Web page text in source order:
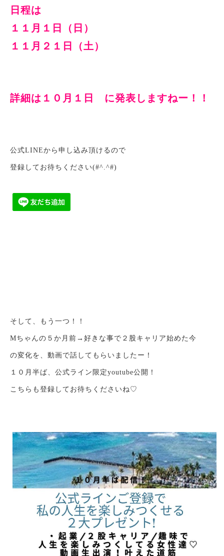
日程は
１１月１日（日）
１１月２１日（土）
詳細は１０月１日 に発表しますねー！！
公式LINEから申し込み頂けるので
登録してお待ちください(#^.^#)
そして、もう一つ！！
Mちゃんの５か月前→好きな事で２股キャリア始めた今
の変化を、動画で話してもらいましたー！
１０月半ば、公式ライン限定youtube公開！
こちらも登録してお待ちくださいね♡